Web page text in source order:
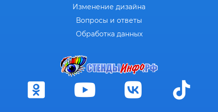
Изменение дизайна
Вопросы и ответы
Обработка данных